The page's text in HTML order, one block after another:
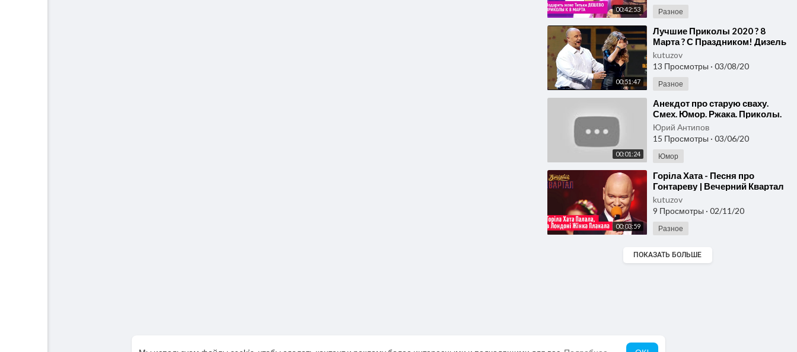
00:42:53 Разное
00:51:47
⁣Лучшие Приколы 2020 ? 8
Марта ? С Праздником! Дизель
Шоу лучшее | Дизель cтудио
kutuzov
13 Просмотры · 03/08/20
Разное
00:01:24
⁣Анекдот про старую сваху.
Смех. Юмор. Ржака. Приколы.
Юрий Антипов
15 Просмотры · 03/06/20
Юмор
00:03:59
⁣Горіла Хата - Песня про
Гонтареву | Вечерний Квартал
2019
kutuzov
9 Просмотры · 02/11/20
Разное
ПОКАЗАТЬ БОЛЬШЕ